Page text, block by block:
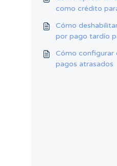
como crédito
Cómo
por pago tardío
Cómo configurar
pagos atrasados